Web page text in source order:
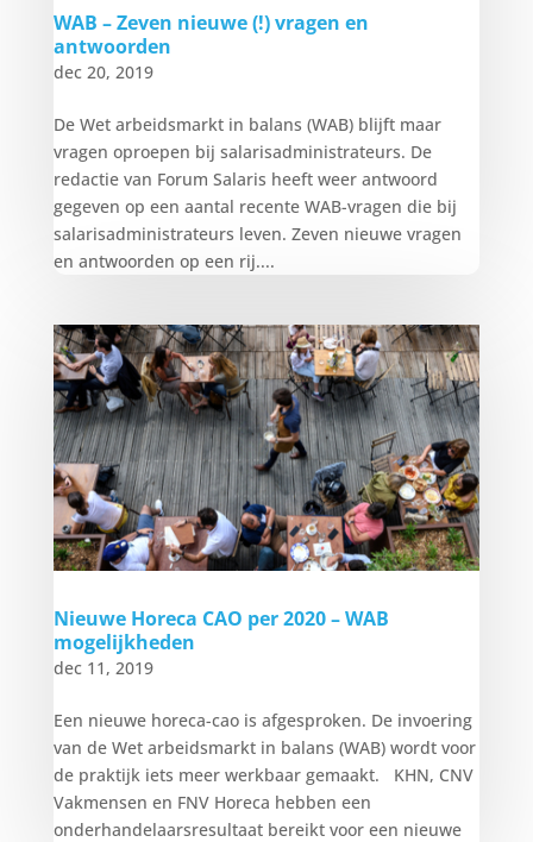
WAB – Zeven nieuwe (!) vragen en
antwoorden
dec 20, 2019
De Wet arbeidsmarkt in balans (WAB) blijft maar
vragen oproepen bij salarisadministrateurs. De
redactie van Forum Salaris heeft weer antwoord
gegeven op een aantal recente WAB-vragen die bij
salarisadministrateurs leven. Zeven nieuwe vragen
en antwoorden op een rij....
Nieuwe Horeca CAO per 2020 – WAB
mogelijkheden
dec 11, 2019
Een nieuwe horeca-cao is afgesproken. De invoering
van de Wet arbeidsmarkt in balans (WAB) wordt voor
de praktijk iets meer werkbaar gemaakt. KHN, CNV
Vakmensen en FNV Horeca hebben een
onderhandelaarsresultaat bereikt voor een nieuwe